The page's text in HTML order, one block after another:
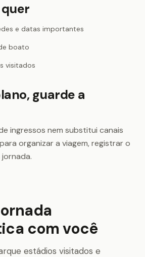
e datas importantes
boato
visitados
guarde a
ingressos nem substitui canais
organizar a viagem, registrar o
com você
estádios visitados e